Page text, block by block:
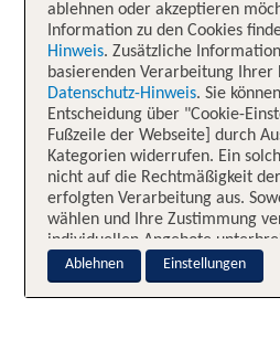
ablehnen oder akzeptieren
Information zu den Cookies
Hinweis. Zusätzliche
basierenden Verarbeitung Ihrer
Datenschutz-Hinweis. Sie
Entscheidung über "Cookie-
Fußzeile der Webseite] durch
Kategorien widerrufen. Ein
nicht auf die Rechtmäßigkeit
erfolgten Verarbeitung aus.
wählen und Ihre Zustimmung
individuellen Angebote
notwendige Cookies sind aktiv.
Impressum
Ablehnen Einstellungen